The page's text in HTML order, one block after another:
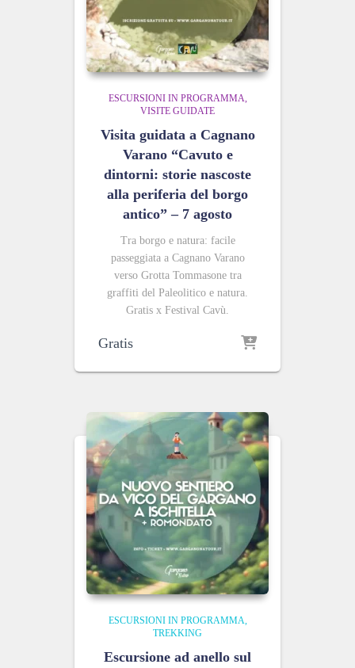
ESCURSIONI IN PROGRAMMA
VISITE GUIDATE
Visita guidata a Cagnano
Varano “Cavuto e
dintorni: storie nascoste
alla periferia del borgo
antico” – 7 agosto
Tra borgo e natura: facile
passeggiata a Cagnano Varano
verso Grotta Tommasone tra
graffiti del Paleolitico e natura.
Gratis x Festival Cavù.
Gratis
ESCURSIONI IN PROGRAMMA
TREKKING
Escursione ad anello sul